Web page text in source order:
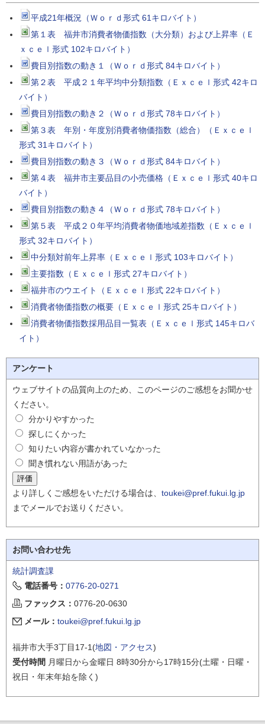
平成21年概況（Ｗｏｒｄ形式 61キロバイト）
第１表 福井市消費者物価指数（大分類）および上昇率（Ｅ
ｘｃｅｌ形式 102キロバイト）
費目別指数の動き１（Ｗｏｒｄ形式 84キロバイト）
第２表 平成２１年平均中分類指数（Ｅｘｃｅｌ形式 42キロ
バイト）
費目別指数の動き２（Ｗｏｒｄ形式 78キロバイト）
第３表 年別・年度別消費者物価指数（総合）（Ｅｘｃｅｌ
形式 31キロバイト）
費目別指数の動き３（Ｗｏｒｄ形式 84キロバイト）
第４表 福井市主要品目の小売価格（Ｅｘｃｅｌ形式 40キロ
バイト）
費目別指数の動き４（Ｗｏｒｄ形式 78キロバイト）
第５表 平成２０年平均消費者物価地域差指数（Ｅｘｃｅｌ
形式 32キロバイト）
中分類対前年上昇率（Ｅｘｃｅｌ形式 103キロバイト）
主要指数（Ｅｘｃｅｌ形式 27キロバイト）
福井市のウエイト（Ｅｘｃｅｌ形式 22キロバイト）
消費者物価指数の概要（Ｅｘｃｅｌ形式 25キロバイト）
消費者物価指数採用品目一覧表（Ｅｘｃｅｌ形式 145キロバ
イト）
アンケート
ウェブサイトの品質向上のため、このページのご感想をお聞かせ
ください。
分かりやすかった
探しにくかった
知りたい内容が書かれていなかった
聞き慣れない用語があった
より詳しくご感想をいただける場合は、 toukei@pref.fukui.lg.jp
までメールでお送りください。
お問い合わせ先
統計調査課
電話番号： 0776-20-0271
ファックス： 0776-20-0630
メール： toukei@pref.fukui.lg.jp
福井市大手3丁目17-1(地図・アクセス)
受付時間 月曜日から金曜日 8時30分から17時15分(土曜・日曜・
祝日・年末年始を除く)